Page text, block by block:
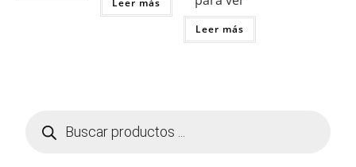
Leer más
Leer más